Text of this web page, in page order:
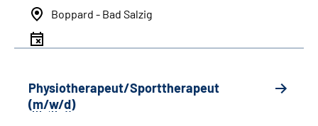
Boppard - Bad Salzig
Physiotherapeut/Sporttherapeut
(m/w/d)